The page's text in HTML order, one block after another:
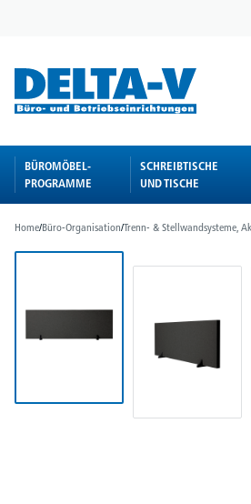
BÜROMÖBEL-
PROGRAMME
SCHREIBTISCHE
UND TISCHE
Home/Büro-Organisation/Trenn- & Stellwandsysteme,